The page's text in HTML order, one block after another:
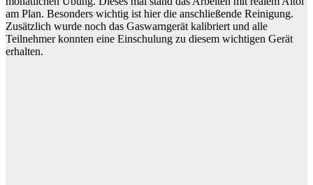
am Plan. Besonders wichtig ist hier die anschließende Reinigung.
Zusätzlich wurde noch das Gaswarngerät kalibriert und alle
Teilnehmer konnten eine Einschulung zu diesem wichtigen Gerät
erhalten.